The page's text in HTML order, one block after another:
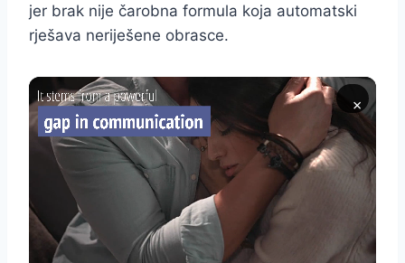
jer brak nije čarobna formula koja automatski
rješava neriješene obrasce.
×